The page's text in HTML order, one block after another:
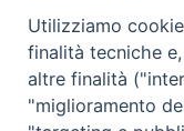
Vuoi condividere
Utilizziamo
finalità tecniche
altre finalità
"miglioramento